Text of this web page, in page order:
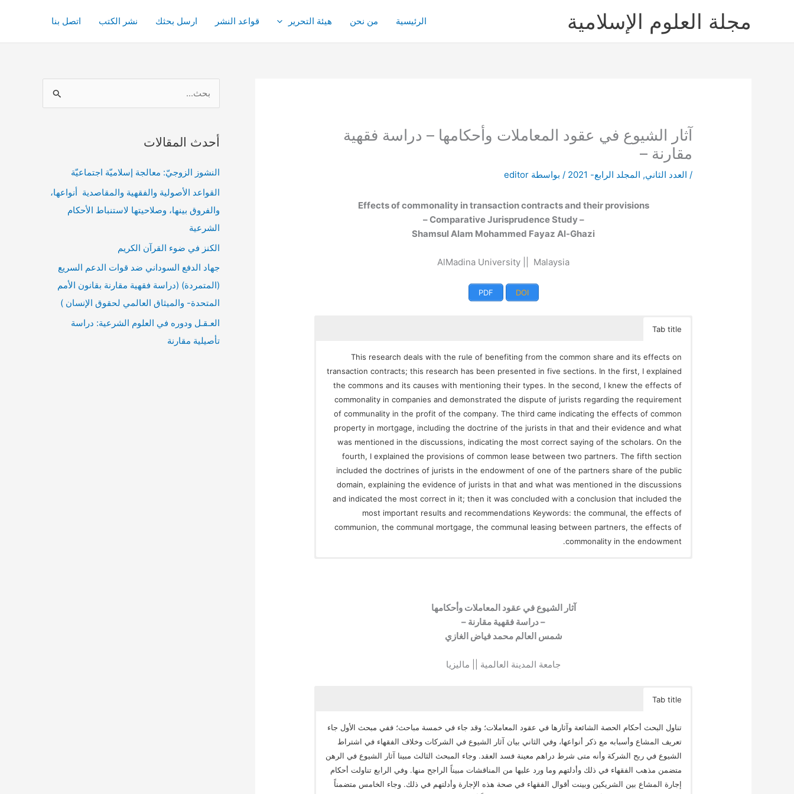
مجلة العلوم الإسلامية الرئيسية من نحن هيئة التحرير قواعد النشر ارسل بحثك نشر الكتب اتصل بنا
آثار الشيوع في عقود المعاملات وأحكامها – دراسة فقهية
مقارنة –
/ العدد الثاني, المجلد الرابع- 2021 / بواسطة editor
Effects of commonality in transaction contracts and their provisions
– Comparative Jurisprudence Study –
Shamsul Alam Mohammed Fayaz Al-Ghazi
AlMadina University || Malaysia
DOI
PDF
Tab title
This research deals with the rule of benefiting from the common share and its effects on
transaction contracts; this research has been presented in five sections. In the first, I explained
the commons and its causes with mentioning their types. In the second, I knew the effects of
commonality in companies and demonstrated the dispute of jurists regarding the requirement
of communality in the profit of the company. The third came indicating the effects of common
property in mortgage, including the doctrine of the jurists in that and their evidence and what
was mentioned in the discussions, indicating the most correct saying of the scholars. On the
fourth, I explained the provisions of common lease between two partners. The fifth section
included the doctrines of jurists in the endowment of one of the partners share of the public
domain, explaining the evidence of jurists in that and what was mentioned in the discussions
and indicated the most correct in it; then it was concluded with a conclusion that included the
most important results and recommendations Keywords: the communal, the effects of
communion, the communal mortgage, the communal leasing between partners, the effects of
commonality in the endowment.
آثار الشيوع في عقود المعاملات وأحكامها
– دراسة فقهية مقارنة –
شمس العالم محمد فياض الغازي
جامعة المدينة العالمية || ماليزيا
Tab title
تناول البحث أحكام الحصة الشائعة وآثارها في عقود المعاملات؛ وقد جاء في خمسة مباحث؛ ففي مبحث الأول جاء
تعريف المشاع وأسبابه مع ذكر أنواعها، وفي الثاني بيان آثار الشيوع في الشركات وخلاف الفقهاء في اشتراط
الشيوع في ربح الشركة وأنه متى شرط دراهم معينة فسد العقد. وجاء المبحث الثالث مبينا آثار الشيوع في الرهن
متضمن مذهب الفقهاء في ذلك وأدلتهم وما ورد عليها من المناقشات مبيناً الراجح منها. وفي الرابع تناولت أحكام
إجارة المشاع بين الشريكين وبينت أقوال الفقهاء في صحة هذه الإجارة وأدلتهم في ذلك. وجاء الخامس متضمناً
ح
ث
أحدث المقالات
النشوز الزوجيّ: معالجة إسلاميّة اجتماعيّة
القواعد الأصولية والفقهية والمقاصدية أنواعها،
والفروق بينها، وصلاحيتها لاستنباط الأحكام
الشرعية
الكنز في ضوء القرآن الكريم
جهاد الدفع السوداني ضد قوات الدعم السريع
(المتمردة) (دراسة فقهية مقارنة بقانون الأمم
المتحدة- والميثاق العالمي لحقوق الإنسان )
العـقـل ودوره في العلوم الشرعية: دراسة
تأصيلية مقارنة